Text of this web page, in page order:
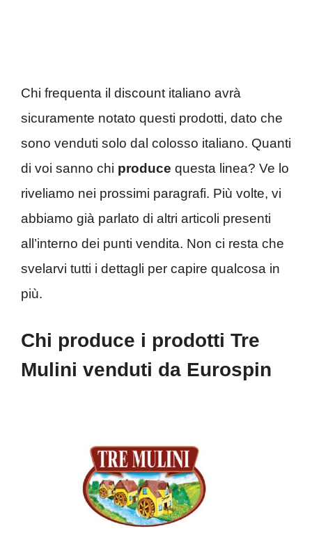
Chi frequenta il discount italiano avrà
sicuramente notato questi prodotti, dato che
sono venduti solo dal colosso italiano. Quanti
di voi sanno chi produce questa linea? Ve lo
riveliamo nei prossimi paragrafi. Più volte, vi
abbiamo già parlato di altri articoli presenti
all’interno dei punti vendita. Non ci resta che
svelarvi tutti i dettagli per capire qualcosa in
più.
Chi produce i prodotti Tre
Mulini venduti da Eurospin